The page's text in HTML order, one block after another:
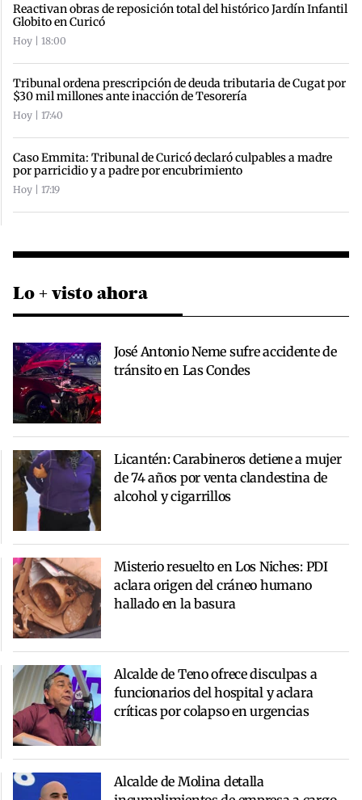
Reactivan obras de reposición total del histórico Jardín Infantil
Globito en Curicó
Hoy | 18:00
Tribunal ordena prescripción de deuda tributaria de Cugat por
$30 mil millones ante inacción de Tesorería
Hoy | 17:40
Caso Emmita: Tribunal de Curicó declaró culpables a madre
por parricidio y a padre por encubrimiento
Hoy | 17:19
Lo + visto ahora
José Antonio Neme sufre accidente de
tránsito en Las Condes
Licantén: Carabineros detiene a mujer
de 74 años por venta clandestina de
alcohol y cigarrillos
Misterio resuelto en Los Niches: PDI
aclara origen del cráneo humano
hallado en la basura
Alcalde de Teno ofrece disculpas a
funcionarios del hospital y aclara
críticas por colapso en urgencias
Alcalde de Molina detalla